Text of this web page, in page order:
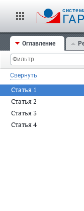
Оглавление
Свернуть
Статья 1
Статья 2
Статья 3
Статья 4